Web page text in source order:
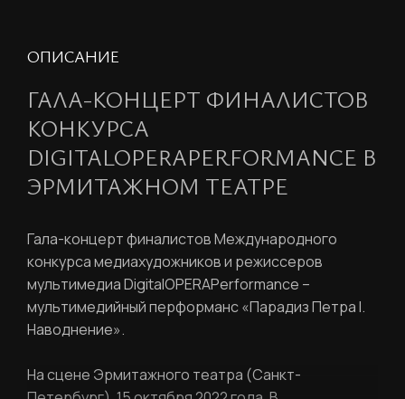
ОПИСАНИЕ
ГАЛА-КОНЦЕРТ ФИНАЛИСТОВ
КОНКУРСА
DIGITALOPERAPERFORMANCE В
ЭРМИТАЖНОМ ТЕАТРЕ
Гала-концерт финалистов Международного
конкурса медиахудожников и режиссеров
мультимедиаDigitalOPERAPerformance –
мультимедийный перформанс «Парадиз Петра I.
Наводнение».
На сцене Эрмитажного театра (Санкт-
РЕГИСТРАЦИЯ